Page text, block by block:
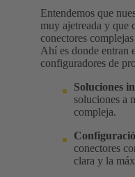
Entendemos que
muy ajetreada y que
conectores
Ahí es donde entran
configuradores de
Soluciones
soluciones a
compleja.
conectores
clara y la